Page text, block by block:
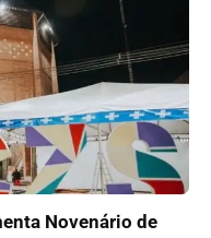
Novenário de